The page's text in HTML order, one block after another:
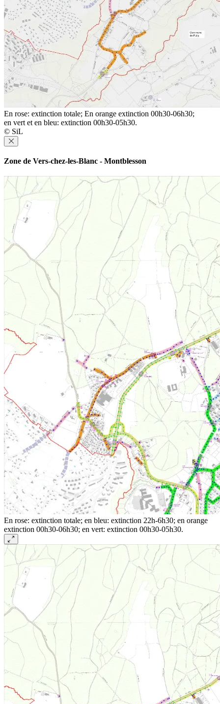
En rose: extinction totale; En orange extinction 00h30-06h30;
en vert et en bleu: extinction 00h30-05h30.
© SiL
Zone de Vers-chez-les-Blanc - Montblesson
En rose: extinction totale; en bleu: extinction 22h-6h30; en orange
extinction 00h30-06h30; en vert: extinction 00h30-05h30.